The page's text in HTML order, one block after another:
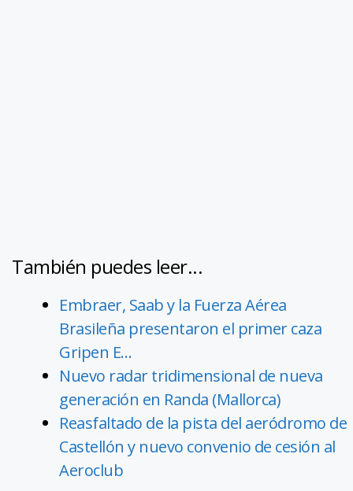
También puedes leer...
Embraer, Saab y la Fuerza Aérea
Brasileña presentaron el primer caza
Gripen E…
Nuevo radar tridimensional de nueva
generación en Randa (Mallorca)
Reasfaltado de la pista del aeródromo de
Castellón y nuevo convenio de cesión al
Aeroclub